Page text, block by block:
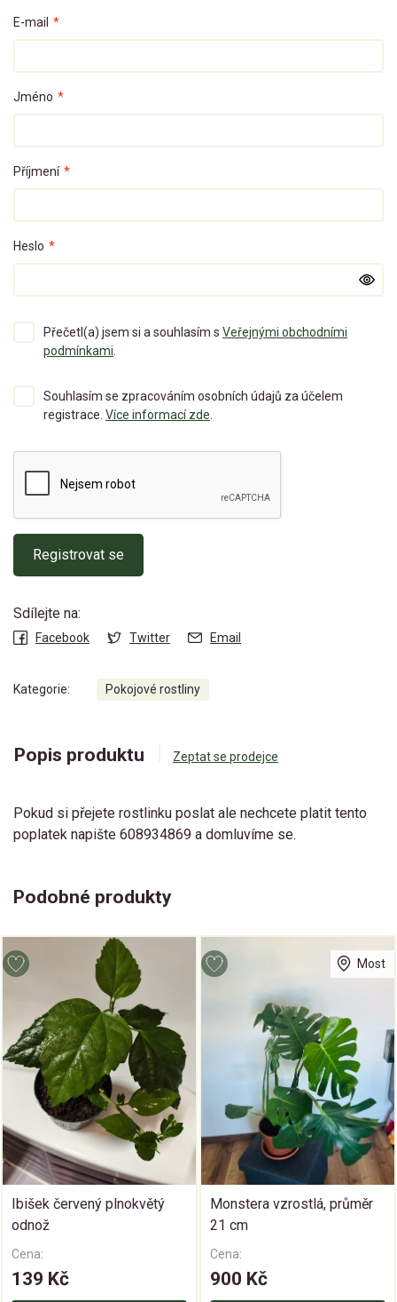
E-mail *
Jméno *
Příjmení *
Heslo *
Přečetl(a) jsem si a souhlasím s Veřejnými obchodními
podmínkami.
Souhlasím se zpracováním osobních údajů za účelem
registrace. Více informací zde.
Registrovat se
Sdílejte na:
Facebook Twitter Email
Kategorie: Pokojové rostliny
Popis produktu Zeptat se prodejce
Pokud si přejete rostlinku poslat ale nechcete platit tento
poplatek napište 608934869 a domluvíme se.
Podobné produkty
Ibišek červený plnokvětý
odnož
Cena:
139 Kč
Most
Monstera vzrostlá, průměr
21 cm
Cena:
900 Kč